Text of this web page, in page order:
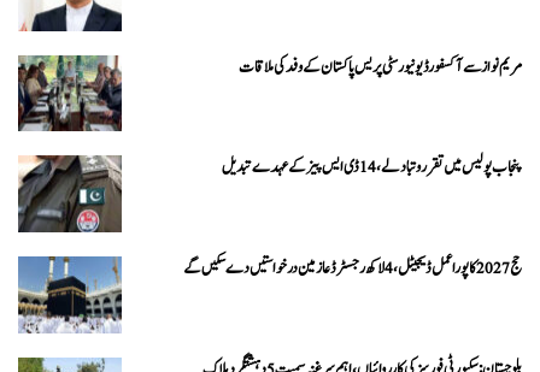
مریم نواز سے آکسفورڈ یونیورسٹی پریس پاکستان کے وفد کی ملاقات
پنجاب پولیس میں تقرر و تبادلے، 14 ڈی ایس پیز کے عہدے تبدیل
حج 2027 کا پورا عمل ڈیجیٹل، 4 لاکھ رجسٹرڈ عازمین درخواستیں دے سکیں گے